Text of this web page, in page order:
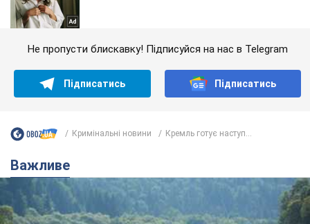
Не пропусти блискавку! Підписуйся на нас в Telegram
Підписатись Підписатись
Кримінальні новини Кремль готує наступ...
Важливе